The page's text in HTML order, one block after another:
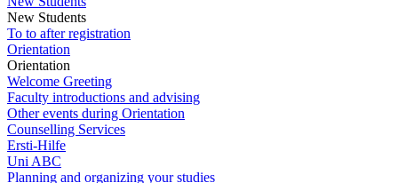
New Students
To to after registration
Orientation
Orientation
Welcome Greeting
Faculty introductions and advising
Other events during Orientation
Counselling Services
Ersti-Hilfe
Uni ABC
Planning and organizing your studies